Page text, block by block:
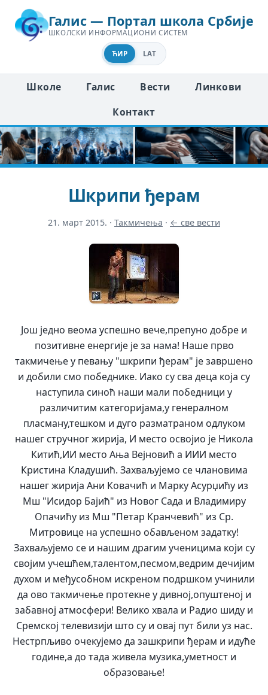
Галис — Портал школа Србије
ШКОЛСКИ ИНФОРМАЦИОНИ СИСТЕМ
ЋИР LAT
Школе Галис Вести
Линкови
Контакт
Шкрипи ђерам
21. март 2015. · Такмичења · ← све вести
Још једно веома успешно вече,препуно добре и
позитивне енергије је за нама! Наше прво
такмичење у певању "шкрипи ђерам" је завршено
и добили смо победнике. Иако су сва деца која су
наступила синоћ наши мали победници у
различитим категоријама,у генералном
пласману,тешком и дуго разматраном одлуком
нашег стручног жирија, И место освојио је Никола
Китић,ИИ место Ања Вејновић а ИИИ место
Кристина Кладушић. Захваљујемо се члановима
нашег жирија Ани Ковачић и Марку Асурџићу из
Мш "Исидор Бајић" из Новог Сада и Владимиру
Опачићу из Мш "Петар Кранчевић" из Ср.
Митровице на успешно обављеном задатку!
Захваљујемо се и нашим драгим ученицима који су
својим учешћем,талентом,песмом,ведрим дечијим
духом и међусобном искреном подршком учинили
да ово такмичење протекне у дивној,опуштеној и
забавној атмосфери! Велико хвала и Радио шиду и
Сремској телевизији што су и овај пут били уз нас.
Нестрпљиво очекујемо да зашкрипи ђерам и идуће
године,а до тада живела музика,уметност и
образовање!